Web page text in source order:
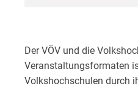
Der VÖV und die
Veranstaltungsformaten
Volkshochschulen durch